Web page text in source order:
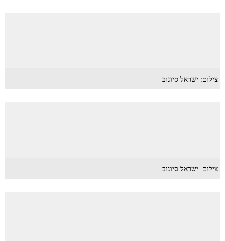
צילום: ישראל סיונוב
צילום: ישראל סיונוב